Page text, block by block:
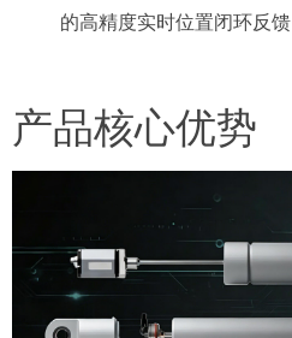
的高精度实时位置闭环反馈
产品核心优势